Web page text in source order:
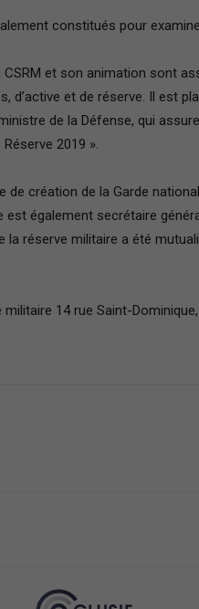
constitués pour
et son animation sont
d’active et de réserve. Il est
de la Défense, qui
2019 ».
de création de la Garde
est également secrétaire
la réserve militaire a été
14 rue Saint-